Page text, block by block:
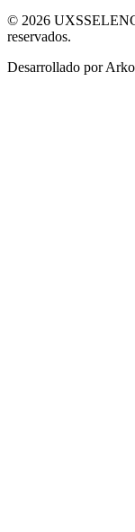
© 2026
reservados.
Desarrollado por